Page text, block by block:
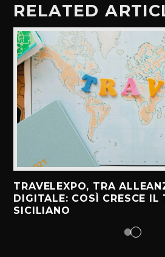
RELATED
TRAVELEXPO, TRA
DIGITALE: COSÌ CRESCE IL
SICILIANO